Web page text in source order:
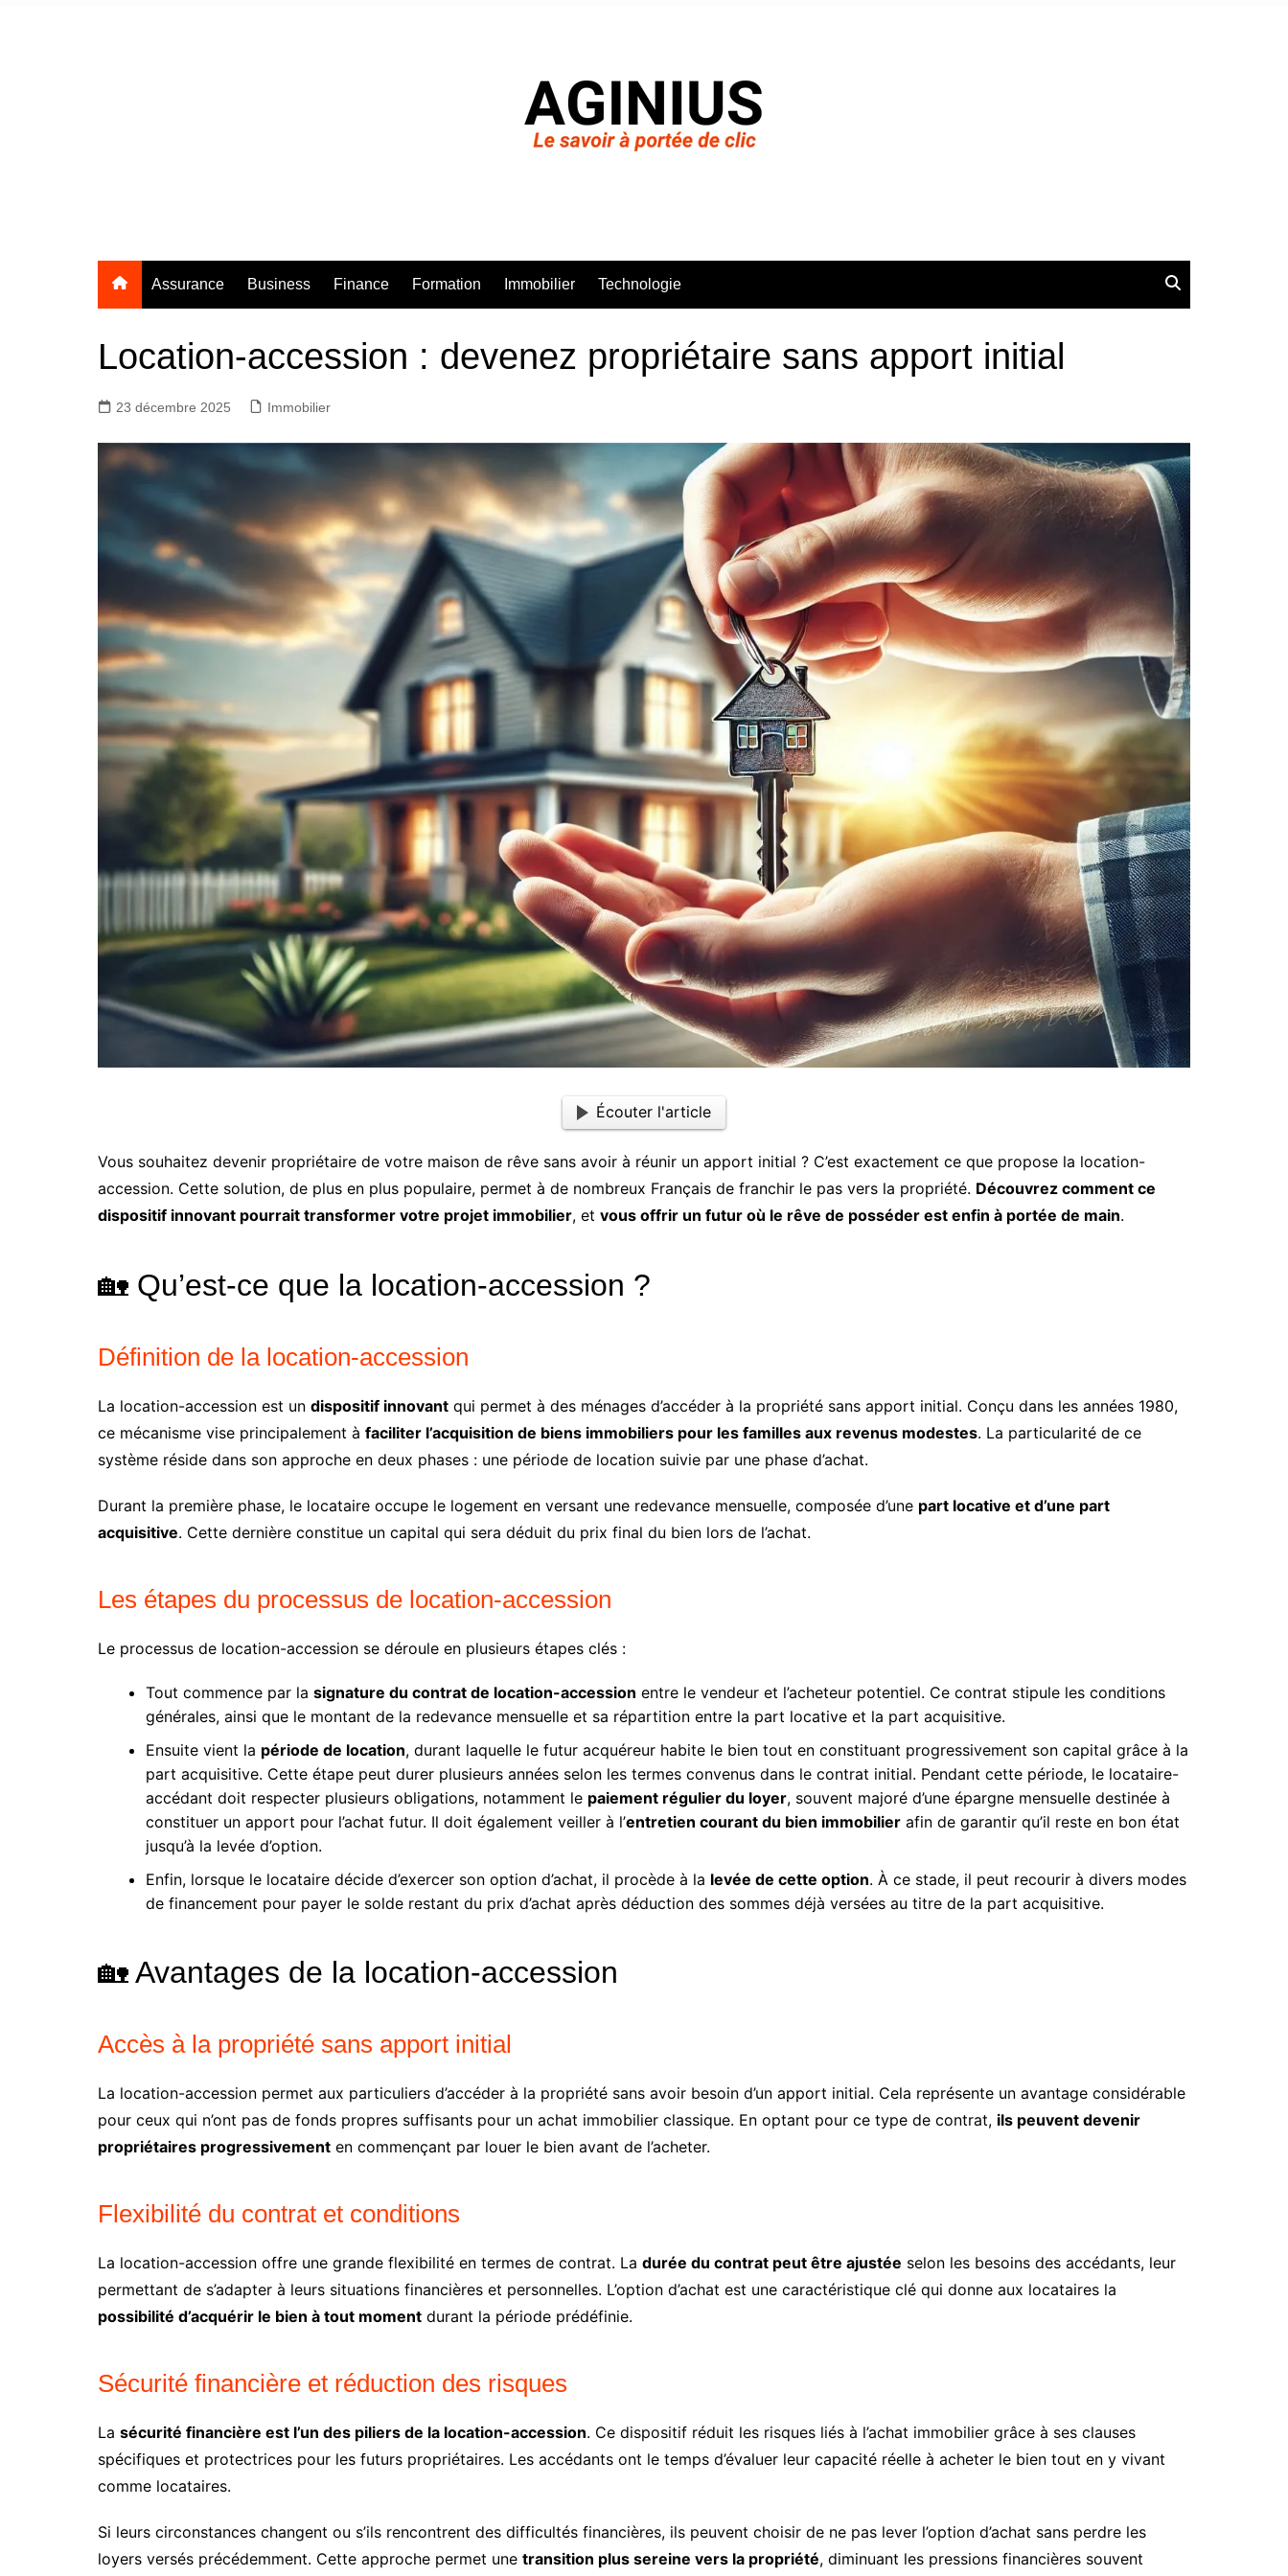
Assurance Business Finance Formation Immobilier Technologie
Location-accession : devenez propriétaire sans apport initial
23 décembre 2025 Immobilier
Écouter l'article
Vous souhaitez devenir propriétaire de votre maison de rêve sans avoir à réunir un apport initial ? C’est exactement ce que propose la location-
accession. Cette solution, de plus en plus populaire, permet à de nombreux Français de franchir le pas vers la propriété. Découvrez comment ce
dispositif innovant pourrait transformer votre projet immobilier, et vous offrir un futur où le rêve de posséder est enfin à portée de main.
🏡 Qu’est-ce que la location-accession ?
Définition de la location-accession
La location-accession est un dispositif innovant qui permet à des ménages d’accéder à la propriété sans apport initial. Conçu dans les années 1980,
ce mécanisme vise principalement à faciliter l’acquisition de biens immobiliers pour les familles aux revenus modestes. La particularité de ce
système réside dans son approche en deux phases : une période de location suivie par une phase d’achat.
Durant la première phase, le locataire occupe le logement en versant une redevance mensuelle, composée d’une part locative et d’une part
acquisitive. Cette dernière constitue un capital qui sera déduit du prix final du bien lors de l’achat.
Les étapes du processus de location-accession
Le processus de location-accession se déroule en plusieurs étapes clés :
Tout commence par la signature du contrat de location-accession entre le vendeur et l’acheteur potentiel. Ce contrat stipule les conditions
générales, ainsi que le montant de la redevance mensuelle et sa répartition entre la part locative et la part acquisitive.
Ensuite vient la période de location, durant laquelle le futur acquéreur habite le bien tout en constituant progressivement son capital grâce à la
part acquisitive. Cette étape peut durer plusieurs années selon les termes convenus dans le contrat initial. Pendant cette période, le locataire-
accédant doit respecter plusieurs obligations, notamment le paiement régulier du loyer, souvent majoré d’une épargne mensuelle destinée à
constituer un apport pour l’achat futur. Il doit également veiller à l’entretien courant du bien immobilier afin de garantir qu’il reste en bon état
jusqu’à la levée d’option.
Enfin, lorsque le locataire décide d’exercer son option d’achat, il procède à la levée de cette option. À ce stade, il peut recourir à divers modes
de financement pour payer le solde restant du prix d’achat après déduction des sommes déjà versées au titre de la part acquisitive.
🏡 Avantages de la location-accession
Accès à la propriété sans apport initial
La location-accession permet aux particuliers d’accéder à la propriété sans avoir besoin d’un apport initial. Cela représente un avantage considérable
pour ceux qui n’ont pas de fonds propres suffisants pour un achat immobilier classique. En optant pour ce type de contrat, ils peuvent devenir
propriétaires progressivement en commençant par louer le bien avant de l’acheter.
Flexibilité du contrat et conditions
La location-accession offre une grande flexibilité en termes de contrat. La durée du contrat peut être ajustée selon les besoins des accédants, leur
permettant de s’adapter à leurs situations financières et personnelles. L’option d’achat est une caractéristique clé qui donne aux locataires la
possibilité d’acquérir le bien à tout moment durant la période prédéfinie.
Sécurité financière et réduction des risques
La sécurité financière est l’un des piliers de la location-accession. Ce dispositif réduit les risques liés à l’achat immobilier grâce à ses clauses
spécifiques et protectrices pour les futurs propriétaires. Les accédants ont le temps d’évaluer leur capacité réelle à acheter le bien tout en y vivant
comme locataires.
Si leurs circonstances changent ou s’ils rencontrent des difficultés financières, ils peuvent choisir de ne pas lever l’option d’achat sans perdre les
loyers versés précédemment. Cette approche permet une transition plus sereine vers la propriété, diminuant les pressions financières souvent